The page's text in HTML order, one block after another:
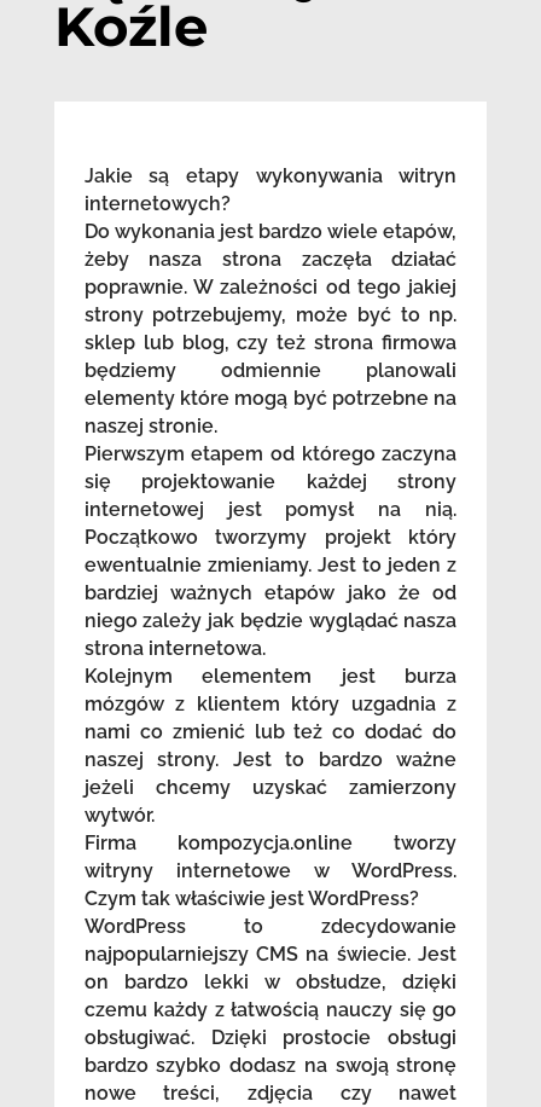
Koźle
Jakie są etapy wykonywania witryn
internetowych?
Do wykonania jest bardzo wiele etapów,
żeby nasza strona zaczęła działać
poprawnie. W zależności od tego jakiej
strony potrzebujemy, może być to np.
sklep lub blog, czy też strona firmowa
będziemy odmiennie planowali
elementy które mogą być potrzebne na
naszej stronie.
Pierwszym etapem od którego zaczyna
się projektowanie każdej strony
internetowej jest pomysł na nią.
Początkowo tworzymy projekt który
ewentualnie zmieniamy. Jest to jeden z
bardziej ważnych etapów jako że od
niego zależy jak będzie wyglądać nasza
strona internetowa.
Kolejnym elementem jest burza
mózgów z klientem który uzgadnia z
nami co zmienić lub też co dodać do
naszej strony. Jest to bardzo ważne
jeżeli chcemy uzyskać zamierzony
wytwór.
Firma kompozycja.online tworzy
witryny internetowe w WordPress.
Czym tak właściwie jest WordPress?
WordPress to zdecydowanie
najpopularniejszy CMS na świecie. Jest
on bardzo lekki w obsłudze, dzięki
czemu każdy z łatwością nauczy się go
obsługiwać. Dzięki prostocie obsługi
bardzo szybko dodasz na swoją stronę
nowe treści, zdjęcia czy nawet